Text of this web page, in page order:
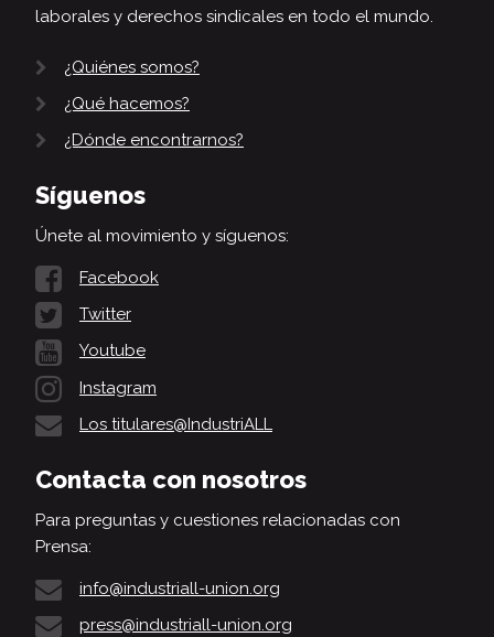
laborales y derechos sindicales en todo el mundo.
¿Quiénes somos?
¿Qué hacemos?
¿Dónde encontrarnos?
Síguenos
Únete al movimiento y síguenos:
Facebook
Twitter
Youtube
Instagram
Los titulares@IndustriALL
Contacta con nosotros
Para preguntas y cuestiones relacionadas con
Prensa:
info@industriall-union.org
press@industriall-union.org